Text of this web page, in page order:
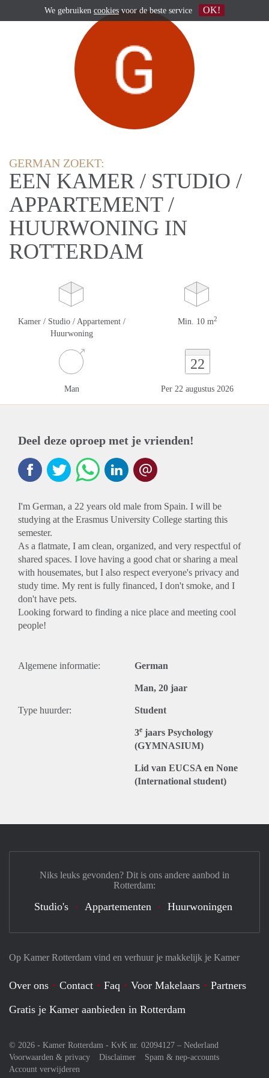
GERMAN ZOEKT:
EEN KAMER / STUDIO /
APPARTEMENT /
HUURWONING IN
ROTTERDAM
Kamer / Studio / Appartement /
Huurwoning
Min. 10 m2
Man
22
Per 22 augustus 2026
Deel deze oproep met je vrienden!
I'm German, a 22 years old male from Spain. I will be
studying at the Erasmus University College starting this
semester.
As a flatmate, I am clean, organized, and very respectful of
shared spaces. I love having a good chat or sharing a meal
with housemates, but I also respect everyone's privacy and
study time. My rent is fully financed, I don't smoke, and I
don't have pets.
Looking forward to finding a nice place and meeting cool
people!
Algemene informatie: German
Man, 20 jaar
Type huurder: Student
3e jaars Psychology
(GYMNASIUM)
Lid van EUCSA en None
(International student)
Op Kamer Rotterdam vind en verhuur je makkelijk je Kamer
Over ons Contact Faq Voor Makelaars
Partners
Gratis je Kamer aanbieden in Rotterdam
© 2026 - Kamer Rotterdam - KvK nr. 02094127 – Nederland
Voorwaarden & privacy
Disclaimer
Spam & nep-accounts
Account verwijderen
Niks leuks gevonden? Dit is ons andere aanbod in
Rotterdam:
Studio's Appartementen Huurwoningen
We gebruiken cookiesvoor de beste service OK!